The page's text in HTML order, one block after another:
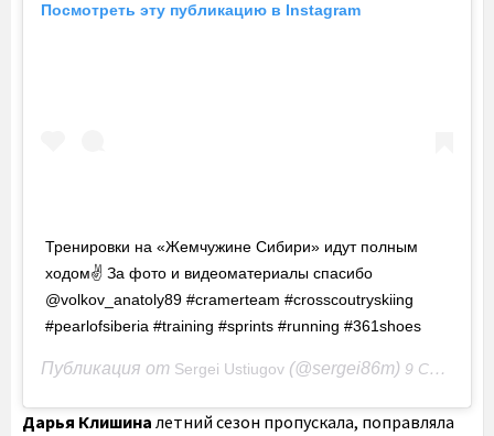
Посмотреть эту публикацию в Instagram
Тренировки на «Жемчужине Сибири» идут полным
ходом✌️ За фото и видеоматериалы спасибо
@volkov_anatoly89 #cramerteam #crosscoutryskiing
#pearlofsiberia #training #sprints #running #361shoes
Публикация от Sergei Ustiugov (@sergei86m) 9 Сен 2020 в 2:07 PDT
Дарья Клишина летний сезон пропускала, поправляла